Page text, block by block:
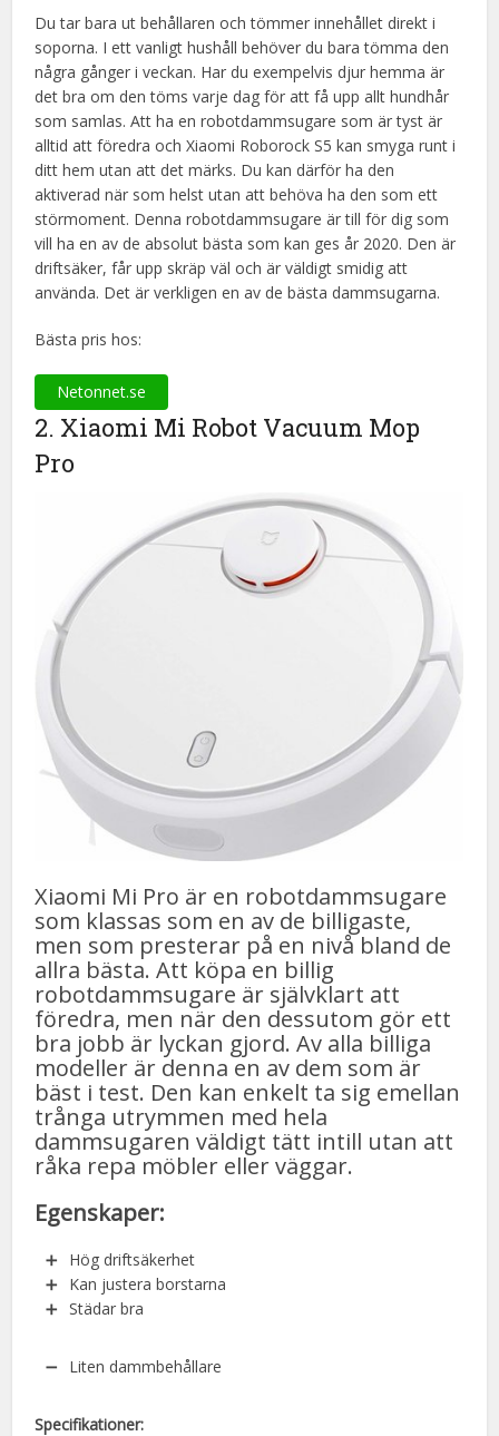
Du tar bara ut behållaren och tömmer innehållet direkt i
soporna. I ett vanligt hushåll behöver du bara tömma den
några gånger i veckan. Har du exempelvis djur hemma är
det bra om den töms varje dag för att få upp allt hundhår
som samlas. Att ha en robotdammsugare som är tyst är
alltid att föredra och Xiaomi Roborock S5 kan smyga runt i
ditt hem utan att det märks. Du kan därför ha den
aktiverad när som helst utan att behöva ha den som ett
störmoment. Denna robotdammsugare är till för dig som
vill ha en av de absolut bästa som kan ges år 2020. Den är
driftsäker, får upp skräp väl och är väldigt smidig att
använda. Det är verkligen en av de bästa dammsugarna.
Bästa pris hos:
Netonnet.se
2. Xiaomi Mi Robot Vacuum Mop
Pro
Xiaomi Mi Pro är en robotdammsugare
som klassas som en av de billigaste,
men som presterar på en nivå bland de
allra bästa. Att köpa en billig
robotdammsugare är självklart att
föredra, men när den dessutom gör ett
bra jobb är lyckan gjord. Av alla billiga
modeller är denna en av dem som är
bäst i test. Den kan enkelt ta sig emellan
trånga utrymmen med hela
dammsugaren väldigt tätt intill utan att
råka repa möbler eller väggar.
Egenskaper:
Hög driftsäkerhet
Kan justera borstarna
Städar bra
Liten dammbehållare
Specifikationer: